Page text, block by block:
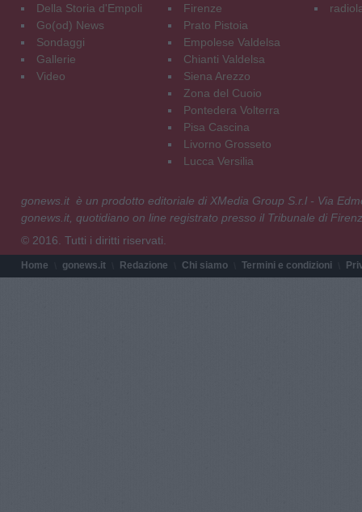
Della Storia d'Empoli
Go(od) News
Sondaggi
Gallerie
Video
Firenze
Prato Pistoia
Empolese Valdelsa
Chianti Valdelsa
Siena Arezzo
Zona del Cuoio
Pontedera Volterra
Pisa Cascina
Livorno Grosseto
Lucca Versilia
gonews.it è un prodotto editoriale di XMedia Group S.r.l - Via
gonews.it, quotidiano on line registrato presso il Tribunale di
© 2016. Tutti i diritti riservati.
Home gonews.it Redazione Chi siamo Termini e condizioni